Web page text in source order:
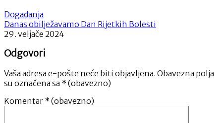
Događanja
Danas obilježavamo Dan Rijetkih Bolesti
29. veljače 2024
Odgovori
Vaša adresa e-pošte neće biti objavljena. Obavezna polja
su označena sa * (obavezno)
Komentar * (obavezno)